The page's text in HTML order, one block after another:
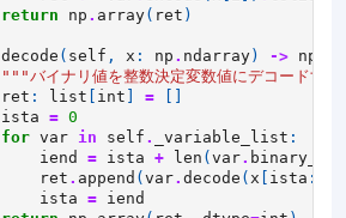
return
np . array( ret )
decode ( self , x : np . ndarray ) -> np
"""バイナリ値を整数決定変数値にデコードす
ret : list int =
ista = 0
for var in self . _variable_list :
iend
= ista + len ( var.
ret . append ( var. decode ( x ista :
ista = iend